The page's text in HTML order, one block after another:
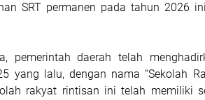
SRT permanen pada tahun 2026
pemerintah daerah telah
yang lalu, dengan nama “Sekolah
rakyat rintisan ini telah memiliki